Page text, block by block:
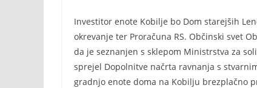
Investitor enote Kobilje bo Dom starejših
okrevanje ter Proračuna RS. Občinski svet
da je seznanjen s sklepom Ministrstva za
sprejel Dopolnitve načrta ravnanja s
gradnjo enote doma na Kobilju brezplačno